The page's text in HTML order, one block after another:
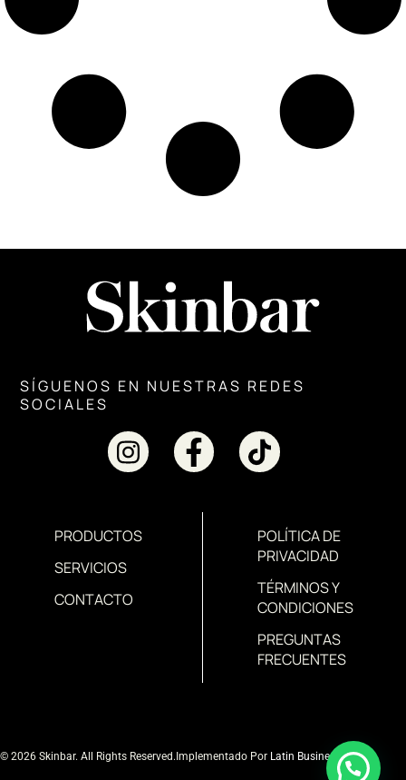
SÍGUENOS EN NUESTRAS REDES
SOCIALES
PRODUCTOS
SERVICIOS
CONTACTO
POLÍTICA DE
PRIVACIDAD
TÉRMINOS Y
CONDICIONES
PREGUNTAS
FRECUENTES
© 2026 Skinbar. All Rights Reserved. Implementado Por Latin Business MD